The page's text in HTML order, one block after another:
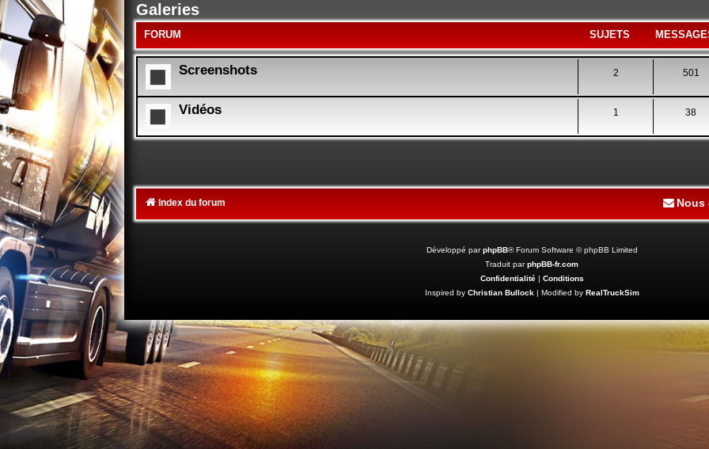
Galeries
FORUM SUJETS
Screenshots 2 501
Vidéos 1 38
Index du forum Nous
Développé parphpBB® Forum Software © phpBB Limited
Traduit parphpBB-fr.com
Confidentialité| Conditions
Inspired by Christian Bullock| Modified by RealTruckSim